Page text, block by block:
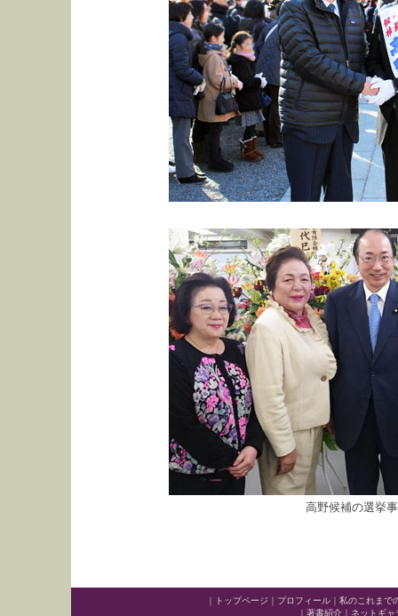
高野候補の選挙
｜ トップページ ｜ プロフィール ｜ 私のこれまで
｜ 著書紹介 ｜ ネットギャ